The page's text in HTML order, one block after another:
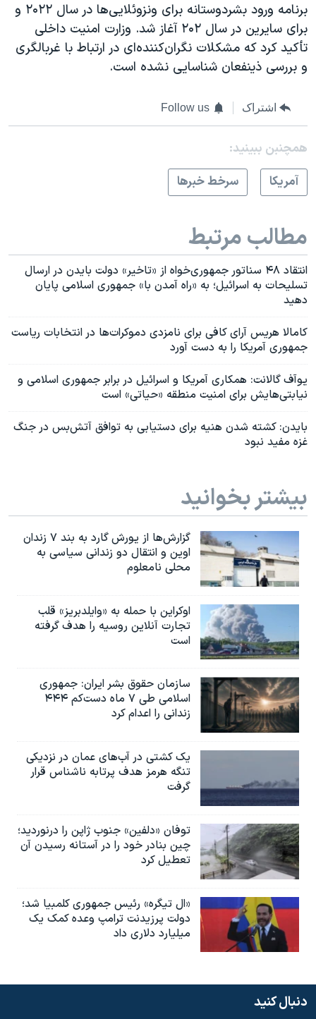
برنامه ورود بشردوستانه برای ونزوئلایی‌ها در سال ۲۰۲۲ و
برای سایرین در سال ۲۰۲ آغاز شد. وزارت امنیت داخلی
تأکید کرد که مشکلات نگران‌کننده‌ای در ارتباط با غربالگری
و بررسی ذینفعان شناسایی نشده است.
اشتراک Follow us
همچنبن ببینید:
آمريکا
سرخط خبرها
مطالب مرتبط
انتقاد ۴۸ سناتور جمهوری‌خواه از «تاخیر» دولت بایدن در ارسال
تسلیحات به اسرائیل؛ به «راه آمدن با» جمهوری اسلامی پایان
دهید
کامالا هریس آرای کافی برای نامزدی دموکرات‌ها در انتخابات ریاست‌
جمهوری آمریکا را به دست آورد
یوآف گالانت: همکاری آمریکا و اسرائیل در برابر جمهوری اسلامی و
نیابتی‌هایش برای امنیت منطقه «حیاتی» است
بایدن: کشته شدن هنیه برای دستیابی به توافق آتش‌بس در جنگ
غزه مفید نبود
بیشتر بخوانید
گزارش‌ها از یورش گارد به بند ۷ زندان
اوین و انتقال دو زندانی سیاسی به
محلی نامعلوم
اوکراین با حمله به «وایلدبریز» قلب
تجارت آنلاین روسیه را هدف گرفته
است
سازمان حقوق بشر ایران: جمهوری
اسلامی طی ۷ ماه دست‌کم ۴۴۴
زندانی را اعدام کرد
یک کشتی در آب‌های عمان در نزدیکی
تنگه هرمز هدف پرتابه ناشناس قرار
گرفت
توفان «دلفین» جنوب ژاپن را درنوردید؛
چین بنادر خود را در آستانه رسیدن آن
تعطیل کرد
«ال تیگره» رئیس جمهوری کلمبیا شد؛
دولت پرزیدنت ترامپ وعده کمک یک
میلیارد دلاری داد
دنبال کنید